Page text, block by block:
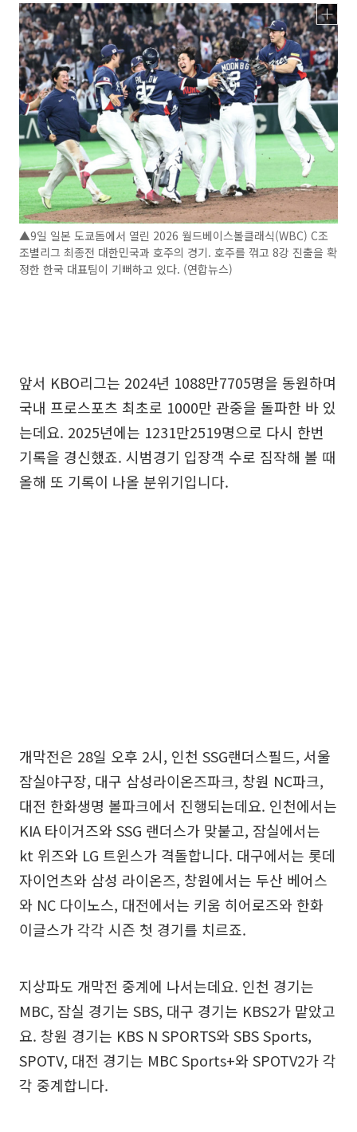
▲9일 일본 도쿄돔에서 열린 2026 월드베이스볼클래식(WBC) C조
조별리그 최종전 대한민국과 호주의 경기. 호주를 꺾고 8강 진출을 확
정한 한국 대표팀이 기뻐하고 있다. (연합뉴스)
앞서 KBO리그는 2024년 1088만7705명을 동원하며
국내 프로스포츠 최초로 1000만 관중을 돌파한 바 있
는데요. 2025년에는 1231만2519명으로 다시 한번
기록을 경신했죠. 시범경기 입장객 수로 짐작해 볼 때
올해 또 기록이 나올 분위기입니다.
개막전은 28일 오후 2시, 인천 SSG랜더스필드, 서울
잠실야구장, 대구 삼성라이온즈파크, 창원 NC파크,
대전 한화생명 볼파크에서 진행되는데요. 인천에서는
KIA 타이거즈와 SSG 랜더스가 맞붙고, 잠실에서는
kt 위즈와 LG 트윈스가 격돌합니다. 대구에서는 롯데
자이언츠와 삼성 라이온즈, 창원에서는 두산 베어스
와 NC 다이노스, 대전에서는 키움 히어로즈와 한화
이글스가 각각 시즌 첫 경기를 치르죠.
지상파도 개막전 중계에 나서는데요. 인천 경기는
MBC, 잠실 경기는 SBS, 대구 경기는 KBS2가 맡았고
요. 창원 경기는 KBS N SPORTS와 SBS Sports,
SPOTV, 대전 경기는 MBC Sports+와 SPOTV2가 각
각 중계합니다.